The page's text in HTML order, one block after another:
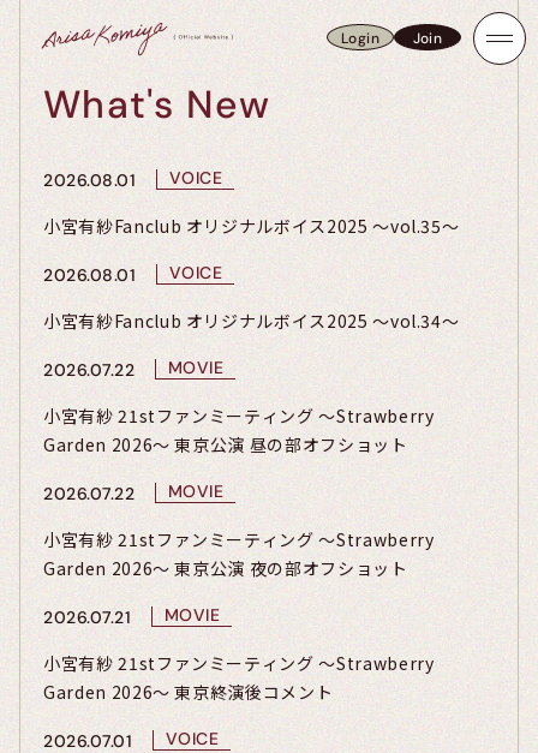
Login
Join
What's New
2026.08.01 VOICE
小宮有紗Fanclub オリジナルボイス2025 〜vol.35〜
2026.08.01 VOICE
小宮有紗Fanclub オリジナルボイス2025 〜vol.34〜
2026.07.22 MOVIE
小宮有紗 21stファンミーティング ～Strawberry
Garden 2026～ 東京公演 昼の部オフショット
2026.07.22 MOVIE
小宮有紗 21stファンミーティング ～Strawberry
Garden 2026～ 東京公演 夜の部オフショット
2026.07.21 MOVIE
小宮有紗 21stファンミーティング ～Strawberry
Garden 2026～ 東京終演後コメント
2026.07.01 VOICE